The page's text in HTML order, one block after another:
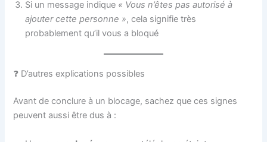
Si un message indique « Vous n’êtes pas autorisé à
ajouter cette personne », cela signifie très
probablement qu’il vous a bloqué
❓ D’autres explications possibles
Avant de conclure à un blocage, sachez que ces signes
peuvent aussi être dus à :